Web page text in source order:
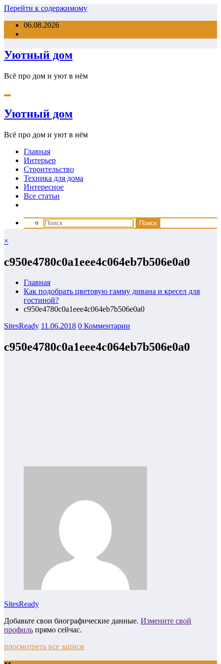
Перейти к содержимому
06.08.2026
Уютный дом
Всё про дом и уют в нём
Уютный дом
Всё про дом и уют в нём
Главная
Интерьер
Строительство
Техника для дома
Интересное
Все статьи
×
c950e4780c0a1eee4c064eb7b506e0a0
Главная
Как подобрать цветовую гамму дивана и кресел для
гостиной?
c950e4780c0a1eee4c064eb7b506e0a0
SitesReady 11.06.2018 0 Комментарии
c950e4780c0a1eee4c064eb7b506e0a0
SitesReady
Добавьте свои биографические данные. Измените свой
профиль прямо сейчас.
просмотреть все записи